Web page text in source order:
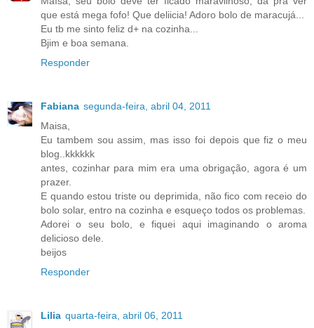
que está mega fofo! Que deliicia! Adoro bolo de maracujá...
Eu tb me sinto feliz d+ na cozinha...
Bjim e boa semana.
Responder
Fabiana segunda-feira, abril 04, 2011
Maisa,
Eu tambem sou assim, mas isso foi depois que fiz o meu
blog..kkkkkk
antes, cozinhar para mim era uma obrigação, agora é um
prazer.
E quando estou triste ou deprimida, não fico com receio do
bolo solar, entro na cozinha e esqueço todos os problemas.
Adorei o seu bolo, e fiquei aqui imaginando o aroma
delicioso dele.
beijos
Responder
Lilia quarta-feira, abril 06, 2011